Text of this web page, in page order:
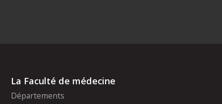
La Faculté de médecine
Départements